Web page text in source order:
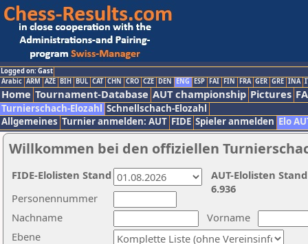
Logged on: Gast
Arabic ARM AZE BIH BUL CAT CHN CRO CZE DEN ENG ESP FAI FIN FRA GER GRE INA
Home Tournament-Database AUT championship Pictures
Turnierschach-Elozahl Schnellschach-Elozahl
Allgemeines Turnier anmelden: AUT FIDE Spieler anmelden Elo
Willkommen bei den offiziellen
Nachname
Vorname
Ebene
Personennummer
AUT-Elolisten
6.936
FIDE-Elolisten Stand